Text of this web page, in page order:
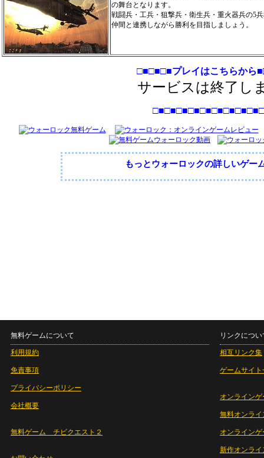
の舞台となります。
戦闘兵・工兵・狙撃兵・衛生兵・重火器兵の5
仲間と連携しながら勝利を目指しましょう。
□■□■□■プレイはこちらから
サービスは終了し
もっとウォーロックの詳しいゲー
無料ゲームについて
利用規約
免責事項
プライバシーポリシー
会社概要
無料ゲーム チビクエスト２
リンクについ
相互リンク集
ゲームサイト
オンラインゲ
無料オンライ
オンライン
新作オンライ